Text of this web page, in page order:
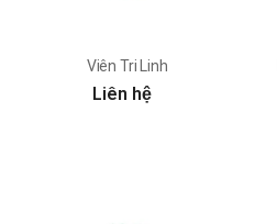
Viên Tri Linh
Liên hệ